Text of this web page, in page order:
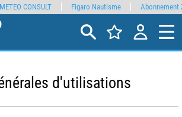
d'utilisations
METEO CONSULT Figaro Nautisme Abonnement